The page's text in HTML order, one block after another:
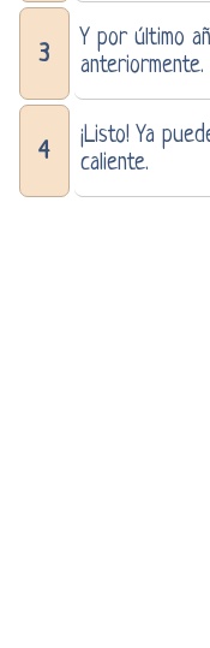
3
Y por último
anteriormente.
4
¡Listo! Ya
caliente.